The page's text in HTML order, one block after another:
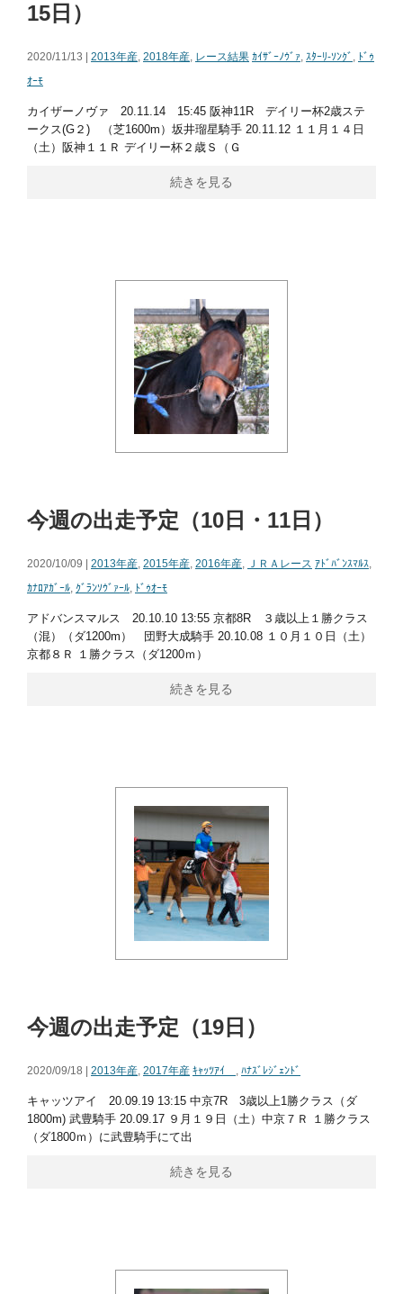
15日）
2020/11/13 | 2013年産, 2018年産, レース結果 ｶｲｻﾞｰﾉｳﾞｧ, ｽﾀｰﾘ-ｿﾝｸﾞ , ﾄﾞｩ
ｵｰﾓ
カイザーノヴァ 20.11.14 15:45 阪神11R デイリー杯2歳ステ
ークス(G２) （芝1600m）坂井瑠星騎手 20.11.12 １１月１４日
（土）阪神１１Ｒ デイリー杯２歳Ｓ（Ｇ
続きを見る
今週の出走予定（10日・11日）
2020/10/09 | 2013年産, 2015年産, 2016年産, ＪＲＡレース ｱﾄﾞﾊﾞﾝｽﾏﾙｽ,
ｶﾅﾛｱｶﾞｰﾙ, ｸﾞﾗﾝｿｳﾞｧｰﾙ, ﾄﾞｩｵｰﾓ
アドバンスマルス 20.10.10 13:55 京都8R ３歳以上１勝クラス
（混）（ダ1200m） 団野大成騎手 20.10.08 １０月１０日（土）
京都８Ｒ １勝クラス（ダ1200ｍ）
続きを見る
今週の出走予定（19日）
2020/09/18 | 2013年産, 2017年産 ｷｬｯﾂｱｲ , ﾊﾅｽﾞﾚｼﾞｪﾝﾄﾞ
キャッツアイ 20.09.19 13:15 中京7R 3歳以上1勝クラス（ダ
1800m) 武豊騎手 20.09.17 ９月１９日（土）中京７Ｒ １勝クラス
（ダ1800ｍ）に武豊騎手にて出
続きを見る